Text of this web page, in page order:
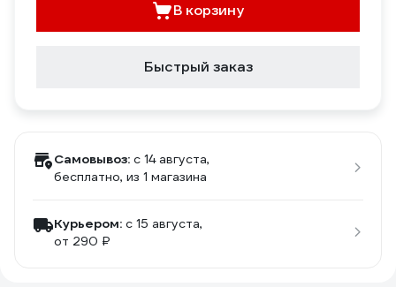
В корзину
Быстрый заказ
Самовывоз: c 14 августа,
бесплатно, из 1 магазина
Курьером: c 15 августа,
от 290 ₽